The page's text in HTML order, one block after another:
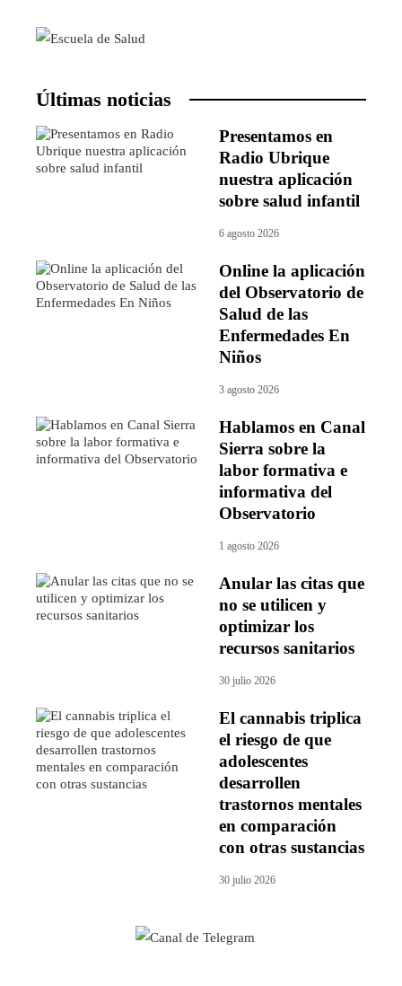
Últimas noticias
Presentamos en
Radio Ubrique
nuestra aplicación
sobre salud infantil
6 agosto 2026
Online la aplicación
del Observatorio de
Salud de las
Enfermedades En
Niños
3 agosto 2026
Hablamos en Canal
Sierra sobre la
labor formativa e
informativa del
Observatorio
1 agosto 2026
Anular las citas que
no se utilicen y
optimizar los
recursos sanitarios
30 julio 2026
El cannabis triplica
el riesgo de que
adolescentes
desarrollen
trastornos mentales
en comparación
con otras sustancias
30 julio 2026